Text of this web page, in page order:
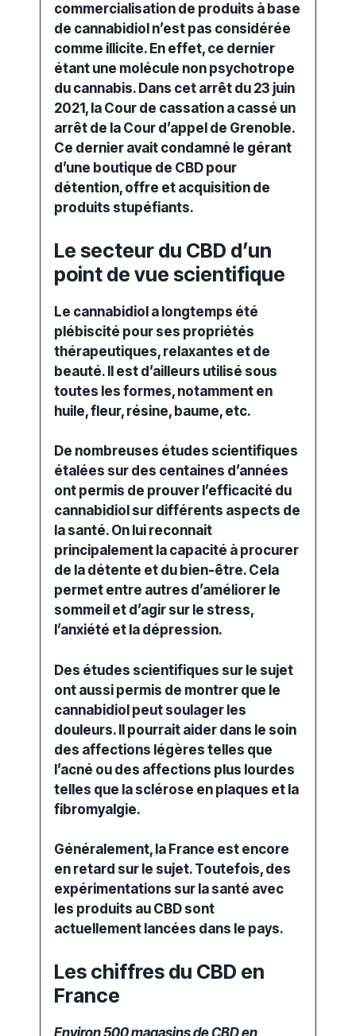
commercialisation de produits à base
de cannabidiol n’est pas considérée
comme illicite. En effet, ce dernier
étant une molécule non psychotrope
du cannabis. Dans cet arrêt du 23 juin
2021, la Cour de cassation a cassé un
arrêt de la Cour d’appel de Grenoble.
Ce dernier avait condamné le gérant
d’une boutique de CBD pour
détention, offre et acquisition de
produits stupéfiants.
Le secteur du CBD d’un
point de vue scientifique
Le cannabidiol a longtemps été
plébiscité pour ses propriétés
thérapeutiques, relaxantes et de
beauté. Il est d’ailleurs utilisé sous
toutes les formes, notamment en
huile, fleur, résine, baume, etc.
De nombreuses études scientifiques
étalées sur des centaines d’années
ont permis de prouver l’efficacité du
cannabidiol sur différents aspects de
la santé. On lui reconnait
principalement la capacité à procurer
de la détente et du bien-être. Cela
permet entre autres d’améliorer le
sommeil et d’agir sur le stress,
l’anxiété et la dépression.
Des études scientifiques sur le sujet
ont aussi permis de montrer que le
cannabidiol peut soulager les
douleurs. Il pourrait aider dans le soin
des affections légères telles que
l’acné ou des affections plus lourdes
telles que la sclérose en plaques et la
fibromyalgie.
Généralement, la France est encore
en retard sur le sujet. Toutefois, des
expérimentations sur la santé avec
les produits au CBD sont
actuellement lancées dans le pays.
Les chiffres du CBD en
France
Environ500 magasins de CBD en